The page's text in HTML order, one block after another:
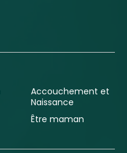
Accouchement et
Naissance
Être maman